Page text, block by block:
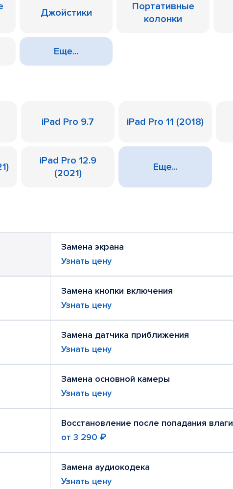
Джойстики
Портативные
колонки
Еще...
iPad Pro 9.7 iPad Pro 11 (2018)
iPad Pro 12.9
(2021)
Еще...
Замена экрана
Узнать цену
Замена кнопки включения
Узнать цену
Замена датчика приближения
Узнать цену
Замена основной камеры
Узнать цену
Восстановление после попадания влаги
от 3 290 ₽
Замена аудиокодека
Узнать цену